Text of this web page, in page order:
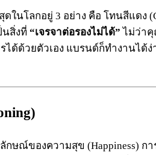
ในโลกอยู่ 3 อย่าง คือ โทนสีแดง
นสิ่งที่ “เจรจาต่อรองไม่ได้”ไม่ว่า
ด้ด้วยตัวเอง แบรนด์ก็ทำงานได้
ษณ์ของความสุข (Happiness) กา